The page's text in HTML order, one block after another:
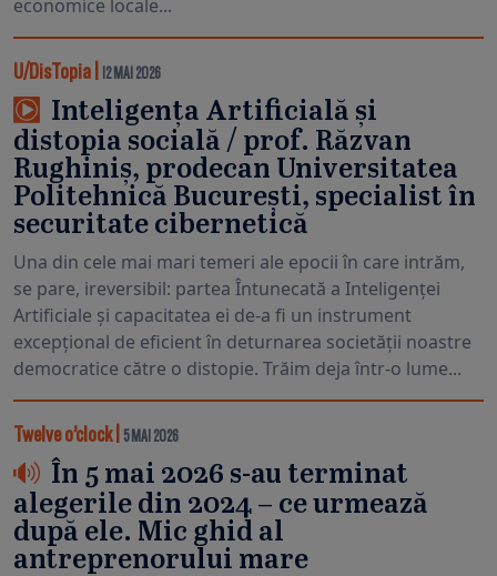
economice locale...
U/DisTopia 12 MAI 2026
Inteligența Artificială și
distopia socială / prof. Răzvan
Rughiniș, prodecan Universitatea
Politehnică București, specialist în
securitate cibernetică
Una din cele mai mari temeri ale epocii în care intrăm,
se pare, ireversibil: partea Întunecată a Inteligenței
Artificiale și capacitatea ei de-a fi un instrument
excepțional de eficient în deturnarea societății noastre
democratice către o distopie. Trăim deja într-o lume...
Twelve o’clock| 5 MAI 2026
În 5 mai 2026 s-au terminat
alegerile din 2024 – ce urmează
după ele. Mic ghid al
antreprenorului mare